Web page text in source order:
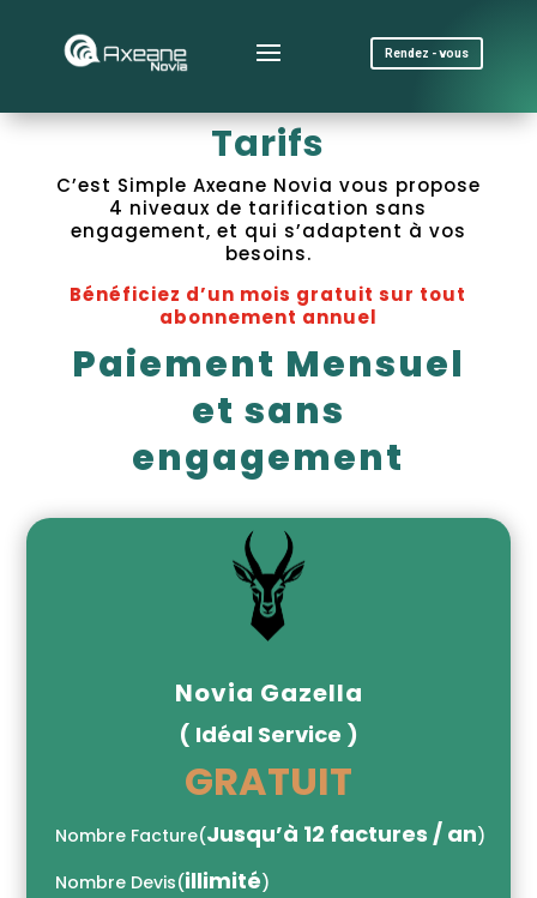
Rendez - vous
Tarifs
C’est Simple Axeane Novia vous propose
4 niveaux de tarification sans
engagement, et qui s’adaptent à vos
besoins.
Bénéficiez d’un mois gratuit sur tout
abonnement annuel
Paiement Mensuel
et sans
engagement
Novia Gazella
( Idéal Service )
GRATUIT
Nombre Facture(Jusqu’à 12 factures / an)
Nombre Devis(illimité)